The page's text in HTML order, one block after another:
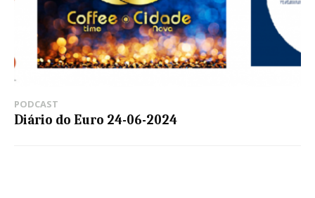
PODCAST
Diário do Euro 24-06-2024